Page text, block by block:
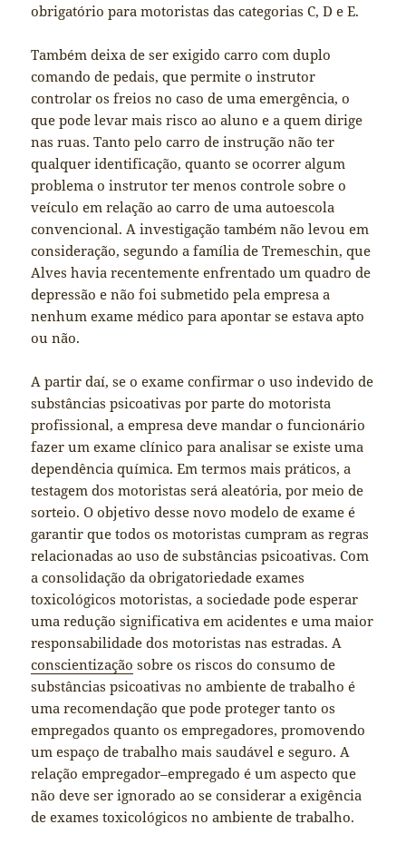
obrigatório para motoristas das categorias C, D e E.
Também deixa de ser exigido carro com duplo
comando de pedais, que permite o instrutor
controlar os freios no caso de uma emergência, o
que pode levar mais risco ao aluno e a quem dirige
nas ruas. Tanto pelo carro de instrução não ter
qualquer identificação, quanto se ocorrer algum
problema o instrutor ter menos controle sobre o
veículo em relação ao carro de uma autoescola
convencional. A investigação também não levou em
consideração, segundo a família de Tremeschin, que
Alves havia recentemente enfrentado um quadro de
depressão e não foi submetido pela empresa a
nenhum exame médico para apontar se estava apto
ou não.
A partir daí, se o exame confirmar o uso indevido de
substâncias psicoativas por parte do motorista
profissional, a empresa deve mandar o funcionário
fazer um exame clínico para analisar se existe uma
dependência química. Em termos mais práticos, a
testagem dos motoristas será aleatória, por meio de
sorteio. O objetivo desse novo modelo de exame é
garantir que todos os motoristas cumpram as regras
relacionadas ao uso de substâncias psicoativas. Com
a consolidação da obrigatoriedade exames
toxicológicos motoristas, a sociedade pode esperar
uma redução significativa em acidentes e uma maior
responsabilidade dos motoristas nas estradas. A
conscientização sobre os riscos do consumo de
substâncias psicoativas no ambiente de trabalho é
uma recomendação que pode proteger tanto os
empregados quanto os empregadores, promovendo
um espaço de trabalho mais saudável e seguro. A
relação empregador–empregado é um aspecto que
não deve ser ignorado ao se considerar a exigência
de exames toxicológicos no ambiente de trabalho.